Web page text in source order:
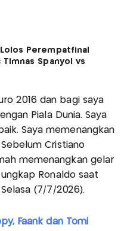
Perempatfinal
Timnas Spanyol vs
2016 dan bagi saya
Piala Dunia. Saya
Saya memenangkan
Cristiano
memenangkan gelar
Ronaldo saat
(7/7/2026).
Faank dan Tomi